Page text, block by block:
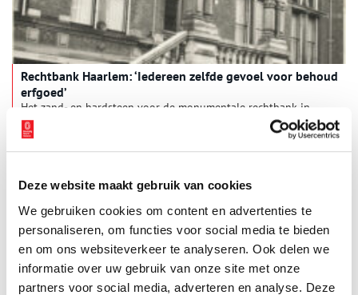
Deze website maakt gebruik van cookies
We gebruiken cookies om content en advertenties te
personaliseren, om functies voor social media te bieden
en om ons websiteverkeer te analyseren. Ook delen we
informatie over uw gebruik van onze site met onze
partners voor social media, adverteren en analyse. Deze
Rechtbank Haarlem: ‘Iedereen zelfde gevoel voor behoud
erfgoed’
Het zand- en hardsteen voor de monumentale rechtbank in
Haarlem kwam indertijd met de trein. De herkomst van
materialen is maar één van de vele aspecten waarmee het
Rijksvastgoedbedrijf (RVB) tijdens het grootschalig onderhoud